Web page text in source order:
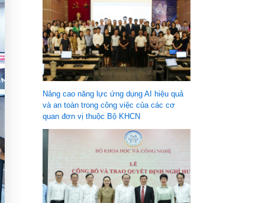
Nâng cao năng lực ứng dụng AI hiệu quả
và an toàn trong công việc của các cơ
quan đơn vị thuộc Bộ KHCN